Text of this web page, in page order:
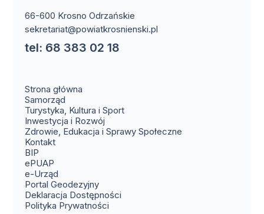
66-600 Krosno Odrzańskie
sekretariat@powiatkrosnienski.pl
tel: 68 383 02 18
Strona główna
Samorząd
Turystyka, Kultura i Sport
Inwestycja i Rozwój
Zdrowie, Edukacja i Sprawy Społeczne
Kontakt(otwiera się w nowym oknie)
BIP
ePUAP
e-Urząd
Portal Geodezyjny(otwiera się w nowym oknie)
Deklaracja Dostępności
Polityka Prywatności